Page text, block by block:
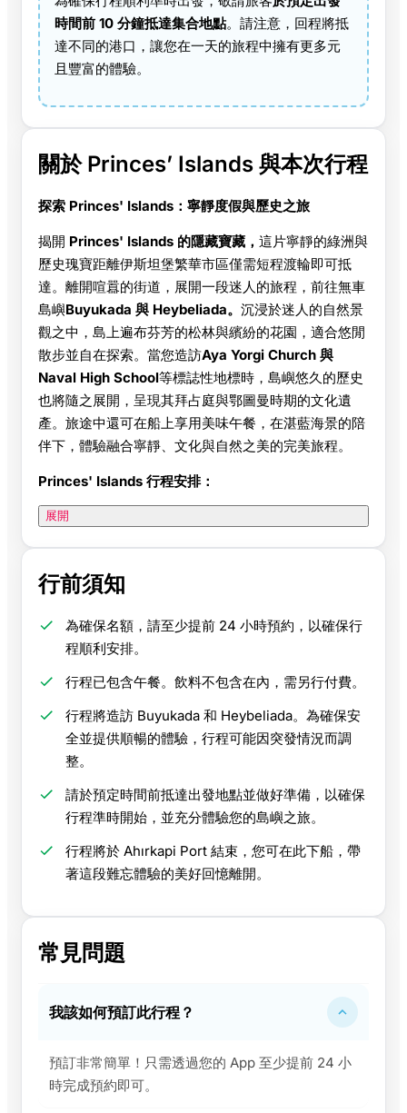
時間前 10 分鐘抵達集合地點。請注意，回程將抵
達不同的港口，讓您在一天的旅程中擁有更多元
且豐富的體驗。
關於 Princes’ Islands 與本次行程
探索 Princes' Islands：寧靜度假與歷史之旅
揭開 Princes' Islands 的隱藏寶藏， 這片寧靜的綠洲與
歷史瑰寶距離伊斯坦堡繁華市區僅需短程渡輪即可抵
達。離開喧囂的街道，展開一段迷人的旅程，前往無車
島嶼Buyukada 與 Heybeliada。 沉浸於迷人的自然景
觀之中，島上遍布芬芳的松林與繽紛的花園，適合悠閒
散步並自在探索。當您造訪Aya Yorgi Church 與
Naval High School等標誌性地標時，島嶼悠久的歷史
也將隨之展開，呈現其拜占庭與鄂圖曼時期的文化遺
產。旅途中還可在船上享用美味午餐，在湛藍海景的陪
伴下，體驗融合寧靜、文化與自然之美的完美旅程。
Princes' Islands 行程安排：
展開
行前須知
為確保名額，請至少提前 24 小時預約，以確保行
程順利安排。
行程已包含午餐。飲料不包含在內，需另行付費。
行程將造訪 Buyukada 和 Heybeliada。為確保安
全並提供順暢的體驗，行程可能因突發情況而調
整。
請於預定時間前抵達出發地點並做好準備，以確保
行程準時開始，並充分體驗您的島嶼之旅。
行程將於 Ahırkapi Port 結束，您可在此下船，帶
著這段難忘體驗的美好回憶離開。
常見問題
我該如何預訂此行程？
預訂非常簡單！只需透過您的 App 至少提前 24 小
時完成預約即可。